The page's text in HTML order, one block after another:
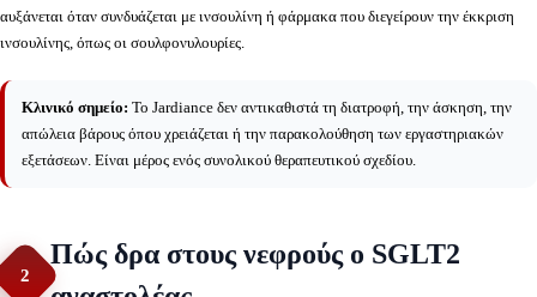
αυξάνεται όταν συνδυάζεται με ινσουλίνη ή φάρμακα που διεγείρουν την έκκριση
ινσουλίνης, όπως οι σουλφονυλουρίες.
Κλινικό σημείο: Το Jardiance δεν αντικαθιστά τη διατροφή, την άσκηση, την
απώλεια βάρους όπου χρειάζεται ή την παρακολούθηση των εργαστηριακών
εξετάσεων. Είναι μέρος ενός συνολικού θεραπευτικού σχεδίου.
2
Πώς δρα στους νεφρούς ο SGLT2